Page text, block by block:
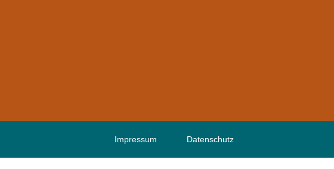
Impressum Datenschutz